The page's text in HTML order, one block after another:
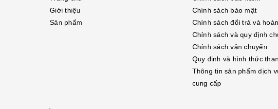
Giới thiệu
Sản phẩm
Chính sách bảo mật
Chính sách đổi trả và
Chính sách và quy định
Chính sách vận chuyển
Quy định và hình thức
Thông tin sản phẩm dịch
cung cấp